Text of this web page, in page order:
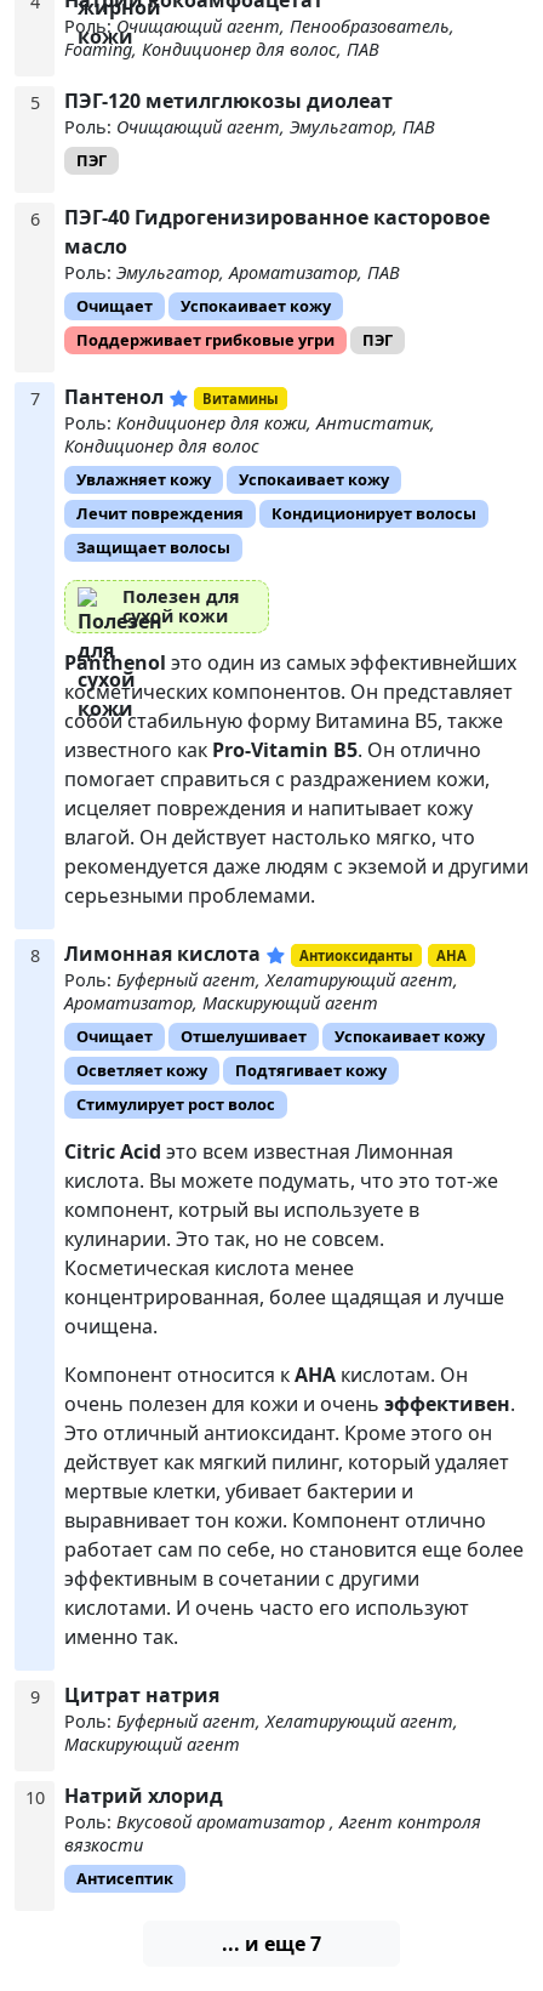
Роль:Очищающий агент, Пенообразователь,
Foaming, Кондиционер для волос, ПАВ
5 ПЭГ-120 метилглюкозы диолеат
Роль: Очищающий агент, Эмульгатор, ПАВ
ПЭГ
6
ПЭГ-40 Гидрогенизированное касторовое
масло
Роль: Эмульгатор, Ароматизатор, ПАВ
Очищает
Успокаивает кожу
Поддерживает грибковые угри
ПЭГ
7 Пантенол Витамины
Роль: Кондиционер для кожи, Антистатик,
Кондиционер для волос
Увлажняет кожу
Успокаивает кожу
Лечит повреждения
Кондиционирует волосы
Защищает волосы
Полезен для
сухой кожи
Panthenol это один из самых эффективнейших
косметических компонентов. Он представляет
собой стабильную форму Витамина В5, также
известного как Pro-Vitamin B5. Он отлично
помогает справиться с раздражением кожи,
исцеляет повреждения и напитывает кожу
влагой. Он действует настолько мягко, что
рекомендуется даже людям с экземой и другими
серьезными проблемами.
8 Лимонная кислота Антиоксиданты AHA
Роль: Буферный агент, Хелатирующий агент,
Ароматизатор, Маскирующий агент
Очищает Отшелушивает
Успокаивает кожу
Осветляет кожу
Подтягивает кожу
Стимулирует рост волос
Citric Acid это всем известная Лимонная
кислота. Вы можете подумать, что это тот-же
компонент, котрый вы используете в
кулинарии. Это так, но не совсем.
Косметическая кислота менее
концентрированная, более щадящая и лучше
очищена.
Компонент относится кAHA кислотам. Он
очень полезен для кожи и очень эффективен.
Это отличный антиоксидант. Кроме этого он
действует как мягкий пилинг, который удаляет
мертвые клетки, убивает бактерии и
выравнивает тон кожи. Компонент отлично
работает сам по себе, но становится еще более
эффективным в сочетании с другими
кислотами. И очень часто его используют
именно так.
9 Цитрат натрия
Роль: Буферный агент, Хелатирующий агент,
Маскирующий агент
10 Натрий хлорид
Роль: Вкусовой ароматизатор , Агент контроля
вязкости
Антисептик
... и еще 7